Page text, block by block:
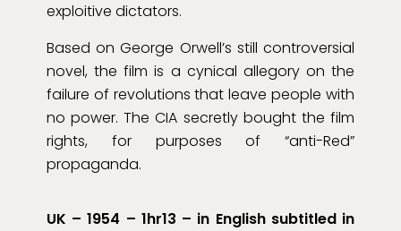
exploitive dictators.
Based on George Orwell’s still controversial
novel, the film is a cynical allegory on the
failure of revolutions that leave people with
no power. The CIA secretly bought the film
rights, for purposes of “anti-Red”
propaganda.
UK – 1954 – 1hr13 – in English subtitled in